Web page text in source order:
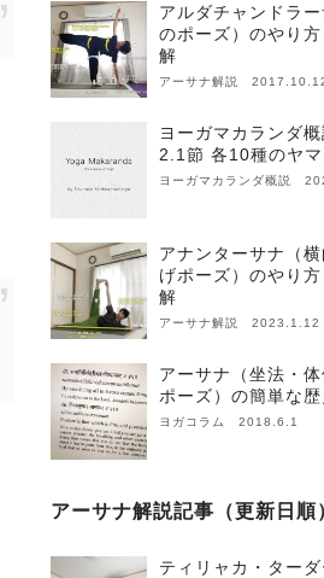
アルダチャンドラー
のポーズ）のやり
解
アーサナ解説
ヨーガマカランダ概
2.1節 各10種のヤ
ヨーガマカランダ概説
アナンターサナ（
げポーズ）のやり
解
アーサナ解説 2023.1.12
アーサナ（坐法・体
ポーズ）の簡単な歴
ヨガコラム 2018.6.1
アーサナ解説記事（更新日順
ティリャカ・ター